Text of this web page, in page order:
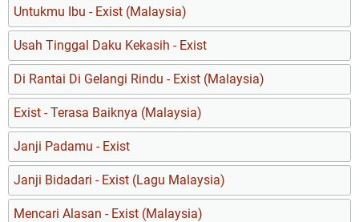
Untukmu Ibu - Exist (Malaysia)
Usah Tinggal Daku Kekasih - Exist
Di Rantai Di Gelangi Rindu - Exist (Malaysia)
Exist - Terasa Baiknya (Malaysia)
Janji Padamu - Exist
Janji Bidadari - Exist (Lagu Malaysia)
Mencari Alasan - Exist (Malaysia)